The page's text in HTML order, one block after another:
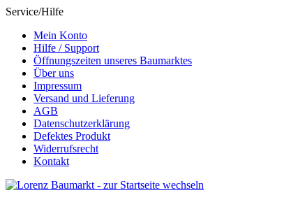
Service/Hilfe
Mein Konto
Hilfe / Support
Öffnungszeiten unseres Baumarktes
Über uns
Impressum
Versand und Lieferung
AGB
Datenschutzerklärung
Defektes Produkt
Widerrufsrecht
Kontakt